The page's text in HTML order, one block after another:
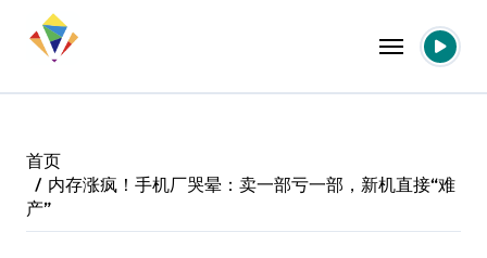
首页
内存涨疯！手机厂哭晕：卖一部亏一部，新机直接“难
产”